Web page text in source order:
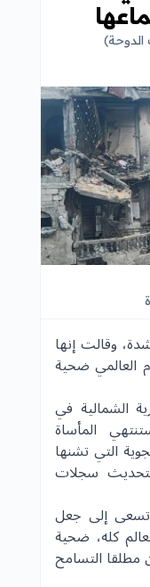
وقالت إنها
العالمي ضحية
الشمالية في
المأساة
التي تشنها
سجلات
تسعى إلى جعل
كله، ضحية
مطلقا التسامح